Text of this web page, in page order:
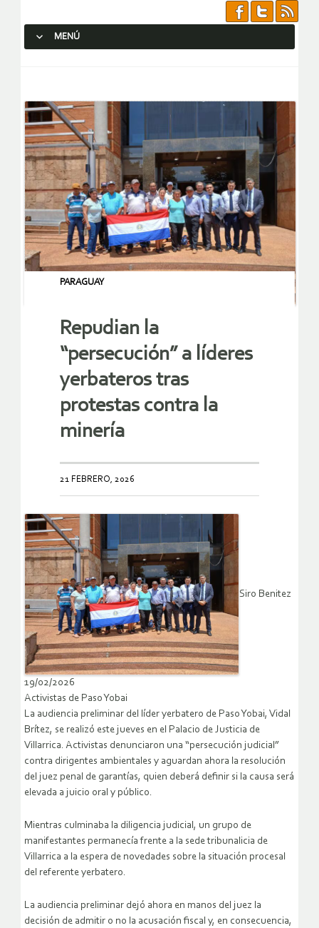
MENÚ
PARAGUAY
Repudian la
“persecución” a líderes
yerbateros tras
protestas contra la
minería
21 FEBRERO, 2026
Siro Benitez
19/02/2026
Activistas de Paso Yobai
La audiencia preliminar del líder yerbatero de Paso Yobai, Vidal
Brítez, se realizó este jueves en el Palacio de Justicia de
Villarrica. Activistas denunciaron una “persecución judicial”
contra dirigentes ambientales y aguardan ahora la resolución
del juez penal de garantías, quien deberá definir si la causa será
elevada a juicio oral y público.
Mientras culminaba la diligencia judicial, un grupo de
manifestantes permanecía frente a la sede tribunalicia de
Villarrica a la espera de novedades sobre la situación procesal
del referente yerbatero.
La audiencia preliminar dejó ahora en manos del juez la
decisión de admitir o no la acusación fiscal y, en consecuencia,